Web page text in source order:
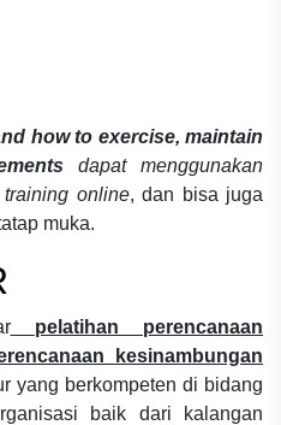
how to exercise, maintain
dapat menggunakan
online, dan bisa juga
muka.
pelatihan perencanaan
kesinambungan
yang berkompeten di bidang
baik dari kalangan